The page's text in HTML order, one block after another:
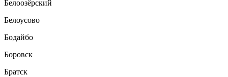
Белоозёрский
Белоусово
Бодайбо
Боровск
Братск